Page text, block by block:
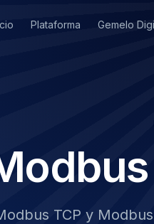
Plataforma Gemelo
TCP y